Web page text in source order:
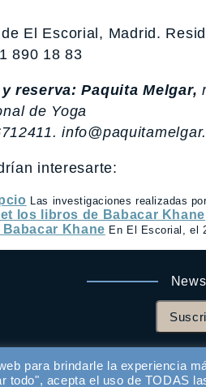
El Escorial, Madrid.
890 18 83
reserva: Paquita Melgar,
de Yoga
interesarte:
Las investigaciones realizadas
los libros de Babacar Khane
Khane En El Escorial, el
para brindarle la experiencia
todo", acepta el uso de TODAS